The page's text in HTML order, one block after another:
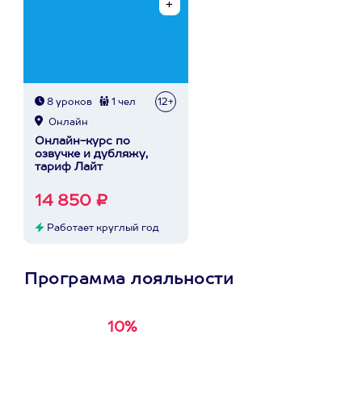
8 уроков 1 чел 12+
Онлайн
Онлайн-курс по
озвучке и дубляжу,
тариф Лайт
14 850 ₽
Работает круглый год
Программа лояльности
10%